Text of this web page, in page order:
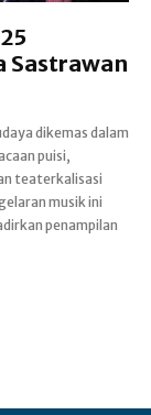
Sastrawan